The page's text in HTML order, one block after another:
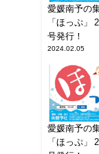
愛媛南予の
「ほっぷ」
号発行！
2024.02.05
愛媛南予の
「ほっぷ」